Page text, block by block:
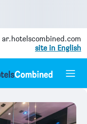
ar.hotelscombined.com
site in English